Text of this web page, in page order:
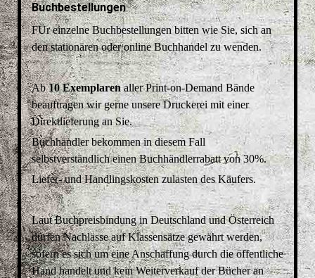
Buchbestellungen
FÜr einzelne Buchbestellungen bitten wie Sie, sich an
den stationären oder online Buchhandel zu wenden.
Ab10 Exemplarenaller Print-on-Demand Bände
beauftragen wir gerne unsere Druckerei mit einer
Direktlieferung an Sie.
Buchhändler bekommen in diesem Fall
selbstverständlich einen Buchhändlerrabatt von 30%.
Liefer- und Handlingskosten zulasten des Käufers.
Laut Buchpreisbindung in Deutschland und Österreich
dürfen Nachlässe auf Klassensätze gewährt werden,
sofern es sich um eine Anschaffung durch die öffentliche
Hand handelt und kein Weiterverkauf der Bücher an